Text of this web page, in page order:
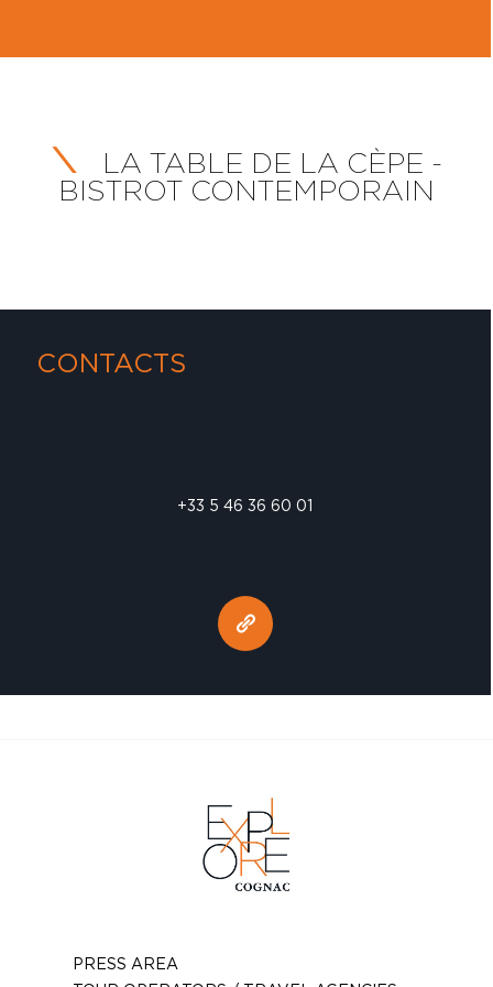
LA TABLE DE LA CÈPE -
BISTROT CONTEMPORAIN
CONTACTS
+33 5 46 36 60 01
PRESS AREA